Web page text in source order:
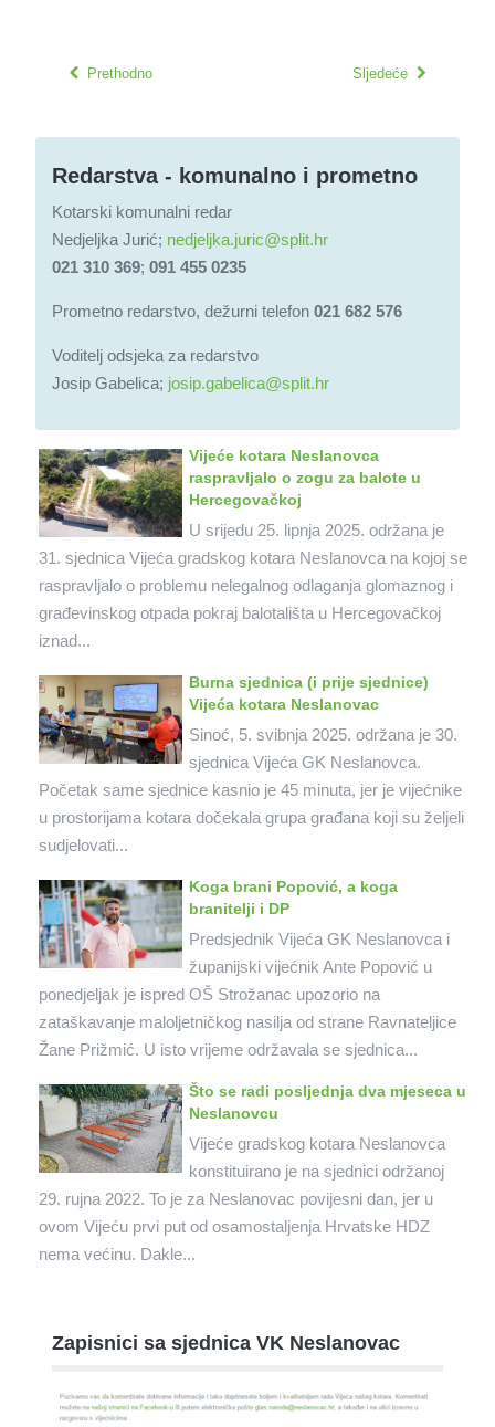
Prethodno Sljedeće
Redarstva - komunalno i prometno
Kotarski komunalni redar
Nedjeljka Jurić; nedjeljka.juric@split.hr
021 310 369; 091 455 0235
Prometno redarstvo, dežurni telefon 021 682 576
Voditelj odsjeka za redarstvo
Josip Gabelica; josip.gabelica@split.hr
Vijeće kotara Neslanovca
raspravljalo o zogu za balote u
Hercegovačkoj
U srijedu 25. lipnja 2025. održana je
31. sjednica Vijeća gradskog kotara Neslanovca na kojoj se
raspravljalo o problemu nelegalnog odlaganja glomaznog i
građevinskog otpada pokraj balotališta u Hercegovačkoj
iznad...
Burna sjednica (i prije sjednice)
Vijeća kotara Neslanovac
Sinoć, 5. svibnja 2025. održana je 30.
sjednica Vijeća GK Neslanovca.
Početak same sjednice kasnio je 45 minuta, jer je vijećnike
u prostorijama kotara dočekala grupa građana koji su željeli
sudjelovati...
Koga brani Popović, a koga
branitelji i DP
Predsjednik Vijeća GK Neslanovca i
županijski vijećnik Ante Popović u
ponedjeljak je ispred OŠ Strožanac upozorio na
zataškavanje maloljetničkog nasilja od strane Ravnateljice
Žane Prižmić. U isto vrijeme održavala se sjednica...
Što se radi posljednja dva mjeseca u
Neslanovcu
Vijeće gradskog kotara Neslanovca
konstituirano je na sjednici održanoj
29. rujna 2022. To je za Neslanovac povijesni dan, jer u
ovom Vijeću prvi put od osamostaljenja Hrvatske HDZ
nema većinu. Dakle...
Zapisnici sa sjednica VK Neslanovac